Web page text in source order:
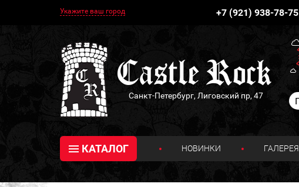
Укажите ваш город +7 (921) 938-78-75
Санкт-Петербург, Лиговский пр, 47
КАТАЛОГ НОВИНКИ ГАЛЕРЕЯ